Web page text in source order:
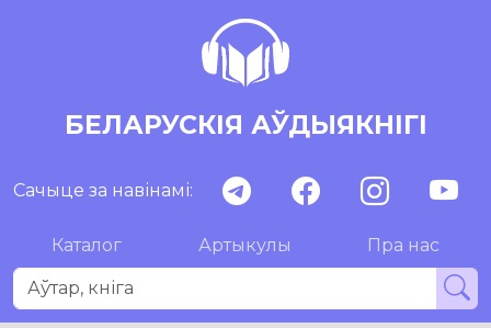
БЕЛАРУСКІЯ АЎДЫЯКНІГІ
Сачыце за навінамі:
Каталог Артыкулы Пра нас